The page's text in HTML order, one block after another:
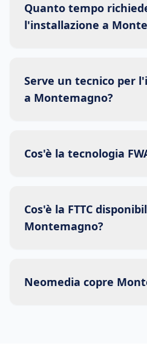
Quanto tempo
l'installazione a
Serve un tecnico per
a Montemagno?
Cos'è la tecnologia
Cos'è la FTTC
Montemagno?
Neomedia copre